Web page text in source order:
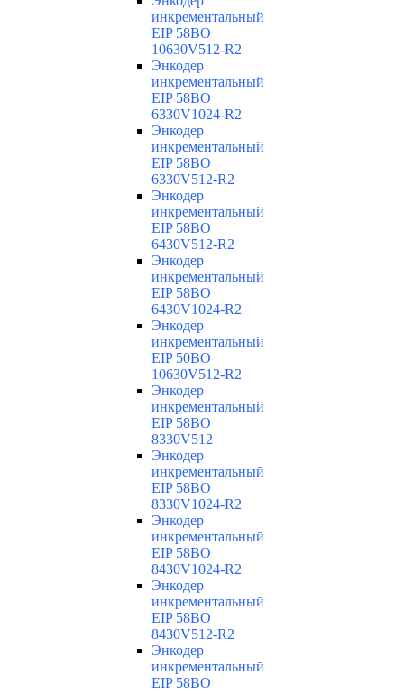
инкрементальный
EIP 58BO
10630V512-R2
Энкодер
инкрементальный
EIP 58BO
6330V1024-R2
Энкодер
инкрементальный
EIP 58BO
6330V512-R2
Энкодер
инкрементальный
EIP 58BO
6430V512-R2
Энкодер
инкрементальный
EIP 58BO
6430V1024-R2
Энкодер
инкрементальный
EIP 50BO
10630V512-R2
Энкодер
инкрементальный
EIP 58BO
8330V512
Энкодер
инкрементальный
EIP 58BO
8330V1024-R2
Энкодер
инкрементальный
EIP 58BO
8430V1024-R2
Энкодер
инкрементальный
EIP 58BO
8430V512-R2
Энкодер
инкрементальный
EIP 58BO